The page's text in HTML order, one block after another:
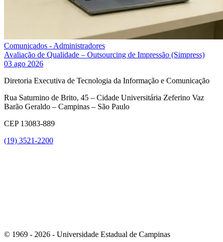
Comunicados - Administradores
Avaliação de Qualidade – Outsourcing de Impressão (Simpress)
03 ago 2026
Diretoria Executiva de Tecnologia da Informação e Comunicação
Rua Saturnino de Brito, 45 – Cidade Universitária Zeferino Vaz
Barão Geraldo – Campinas – São Paulo
CEP 13083-889
(19) 3521-2200
© 1969 - 2026 - Universidade Estadual de Campinas